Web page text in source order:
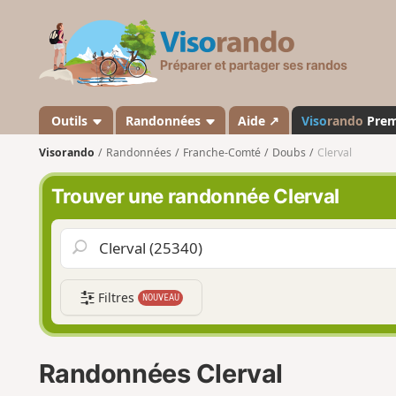
s
a
n
d
o
Outils Randonnées Aide ↗ Visorando
Visorando Randonnées Franche-Comté Doubs Clerval
Trouver une randonnée Clerval
Filtres NOUVEAU
Randonnées Clerval